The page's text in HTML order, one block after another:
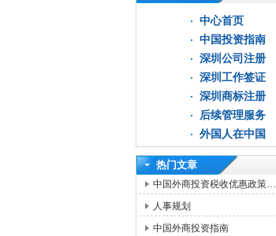
中心首页
中国投资指南
深圳公司注册
深圳工作签证
深圳商标注册
后续管理服务
外国人在中国
热门文章
中国外商投资税收优惠政策…
人事规划
中国外商投资指南